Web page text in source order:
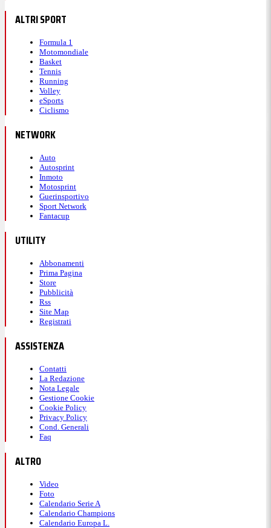
ALTRI SPORT
Formula 1
Motomondiale
Basket
Tennis
Running
Volley
eSports
Ciclismo
NETWORK
Auto
Autosprint
Inmoto
Motosprint
Guerinsportivo
Sport Network
Fantacup
UTILITY
Abbonamenti
Prima Pagina
Store
Pubblicità
Rss
Site Map
Registrati
ASSISTENZA
Contatti
La Redazione
Nota Legale
Gestione Cookie
Cookie Policy
Privacy Policy
Cond. Generali
Faq
ALTRO
Video
Foto
Calendario Serie A
Calendario Champions
Calendario Europa L.